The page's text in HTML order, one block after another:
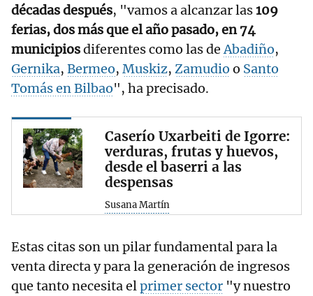
décadas después, "vamos a alcanzar las109
ferias, dos más que el año pasado, en 74
municipiosdiferentes como las deAbadiño,
Gernika, Bermeo, Muskiz, Zamudio o Santo
Tomás en Bilbao", ha precisado.
Caserío Uxarbeiti de Igorre:
verduras, frutas y huevos,
desde el baserri a las
despensas
Susana Martín
Estas citas son un pilar fundamental para la
venta directa y para la generación de ingresos
que tanto necesita elprimer sector "y nuestro